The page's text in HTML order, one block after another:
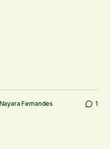
Nayara Fernandes 1